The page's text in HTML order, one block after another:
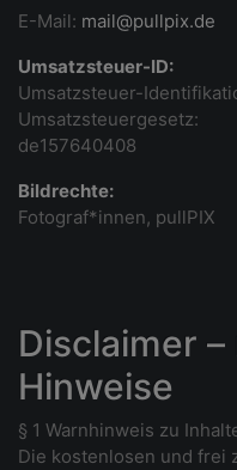
E-Mail: mail@pullpix.de
Umsatzsteuer-ID:
Umsatzsteuer-
Umsatzsteuergesetz:
de157640408
Bildrechte:
Fotograf*innen, pullPIX
Disclaimer
Hinweise
§ 1 Warnhinweis zu
Die kostenlosen und frei